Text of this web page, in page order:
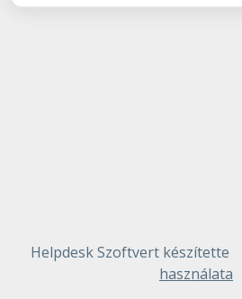
Helpdesk Szoftvert készítette
használata